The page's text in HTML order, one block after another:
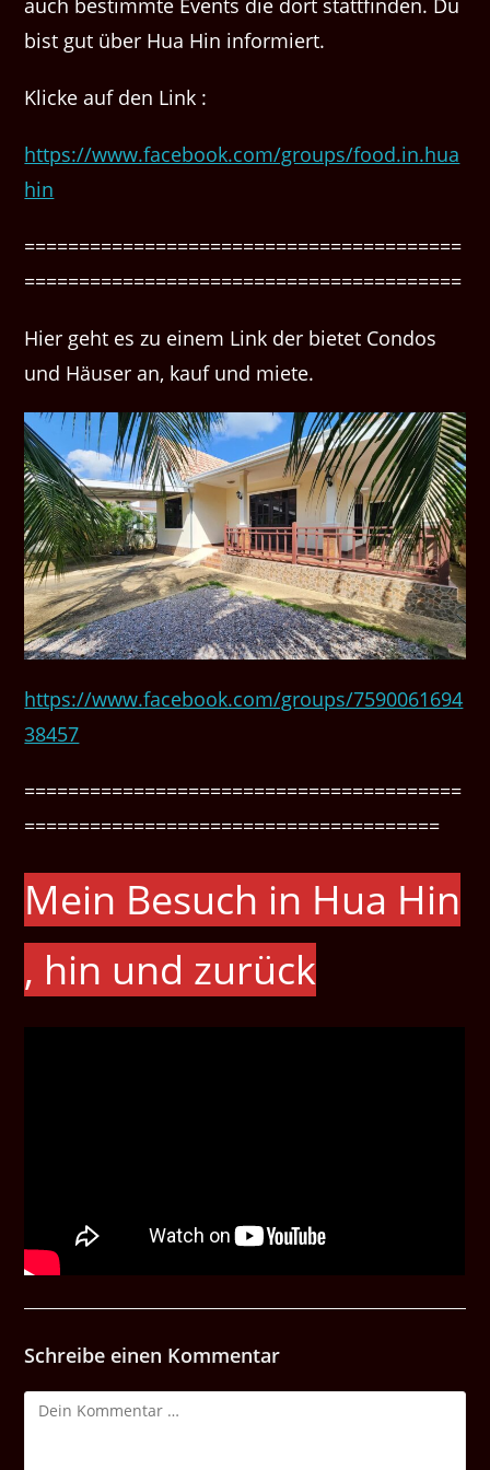
bist gut über Hua Hin informiert.
Klicke auf den Link :
https://www.facebook.com/groups/food.in.hua
hin
========================================
========================================
Hier geht es zu einem Link der bietet Condos
und Häuser an, kauf und miete.
https://www.facebook.com/groups/7590061694
38457
========================================
======================================
Mein Besuch in Hua Hin
, hin und zurück
Schreibe einen Kommentar
Kommentar